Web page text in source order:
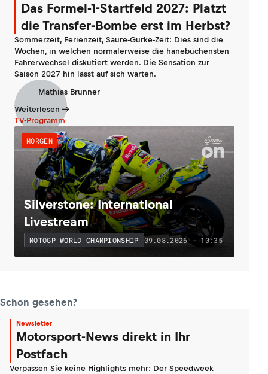
Das Formel-1-Startfeld 2027: Platzt
die Transfer-Bombe erst im Herbst?
Sommerzeit, Ferienzeit, Saure-Gurke-Zeit: Dies sind die
Wochen, in welchen normalerweise die hanebüchensten
Fahrerwechsel diskutiert werden. Die Sensation zur
Saison 2027 hin lässt auf sich warten.
Mathias Brunner
Weiterlesen
TV-Programm
MORGEN
Silverstone: International
Livestream
MOTOGP WORLD CHAMPIONSHIP 09.08.2026 - 10:35
Schon gesehen?
Newsletter
Motorsport-News direkt in Ihr
Postfach
Verpassen Sie keine Highlights mehr: Der Speedweek